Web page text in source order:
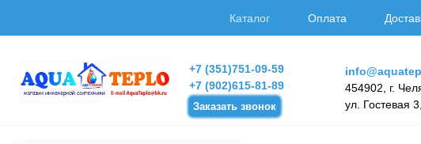
Каталог Оплата
+7 (351)751-09-59
+7 (902)615-81-89
Заказать звонок
454902, г.
ул. Гостевая